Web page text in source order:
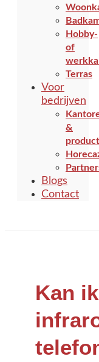
Hobby-
of
Terras
Voor
bedrijven
&
Blogs
Contact
Kan ik